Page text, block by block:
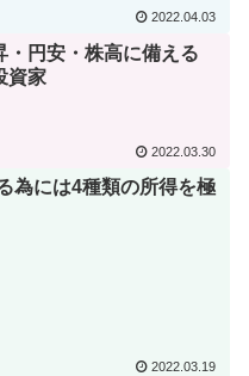
2022.04.03
・円安・株高に備える
資家
2022.03.30
為には4種類の所得を極
2022.03.19